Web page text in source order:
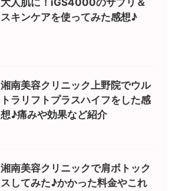
大人肌に！iGS4000のサプリ＆
スキンケアを使ってみた感想♪
湘南美容クリニック上野院でウル
トラリフトプラスハイフをした感
想♪痛みや効果など紹介
湘南美容クリニックで肩ボトック
スしてみた♪かかった料金やこれ